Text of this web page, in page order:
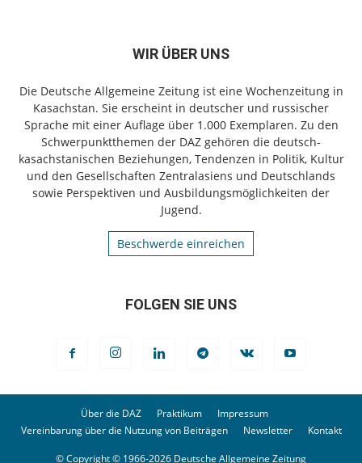
WIR ÜBER UNS
Die Deutsche Allgemeine Zeitung ist eine Wochenzeitung in
Kasachstan. Sie erscheint in deutscher und russischer
Sprache mit einer Auflage über 1.000 Exemplaren. Zu den
Schwerpunktthemen der DAZ gehören die deutsch-
kasachstanischen Beziehungen, Tendenzen in Politik, Kultur
und den Gesellschaften Zentralasiens und Deutschlands
sowie Perspektiven und Ausbildungsmöglichkeiten der
Jugend.
Beschwerde einreichen
FOLGEN SIE UNS
Über die DAZ Praktikum
Impressum
Vereinbarung über die Nutzung von Beiträgen
Newsletter Kontakt
© Copyright © 1966-2026 Deutsche Allgemeine Zeitung